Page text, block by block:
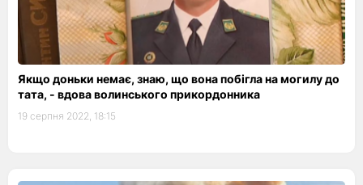
Якщо доньки немає, знаю, що вона побігла на могилу до
тата, - вдова волинського прикордонника
19 серпня 2022, 18:15